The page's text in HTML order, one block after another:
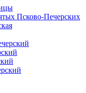
Псково-Печерских